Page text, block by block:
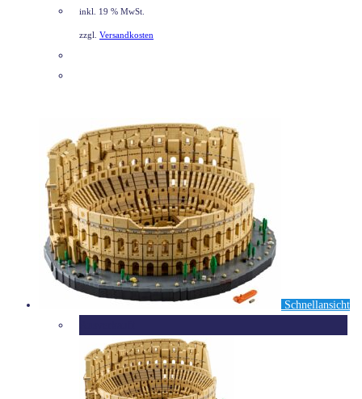
inkl. 19 % MwSt.
zzgl. Versandkosten
Schnellansicht